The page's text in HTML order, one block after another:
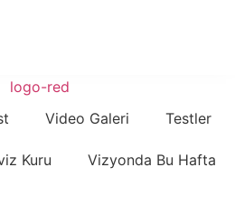
Video Galeri Testler
Kuru Vizyonda Bu Hafta